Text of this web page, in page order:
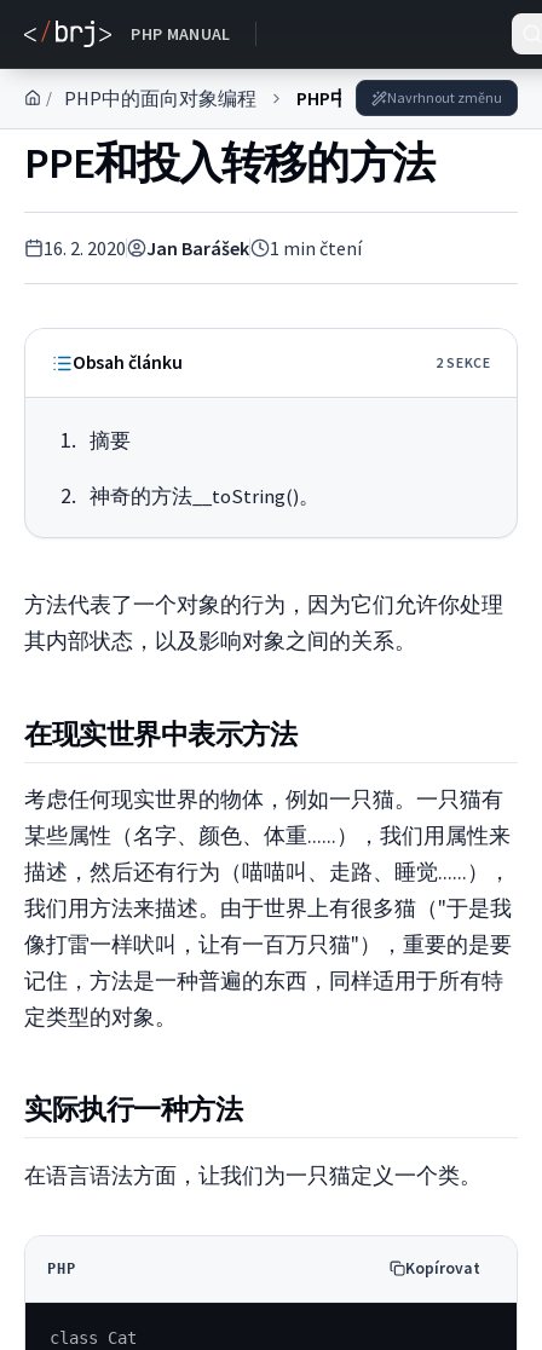
PHP MANUAL
DOKUMENTACE
/ PHP中的面向对象编程 PHP中的OOP系列Navrhnout změnu
PPE和投入转移的方法
16. 2. 2020 Jan Barášek 1 min čtení
Obsah článku 2 SEKCE
摘要
神奇的方法__toString()。
方法代表了一个对象的行为，因为它们允许你处理
其内部状态，以及影响对象之间的关系。
在现实世界中表示方法
考虑任何现实世界的物体，例如一只猫。一只猫有
某些属性（名字、颜色、体重......），我们用属性来
描述，然后还有行为（喵喵叫、走路、睡觉......），
我们用方法来描述。由于世界上有很多猫（"于是我
像打雷一样吠叫，让有一百万只猫"），重要的是要
记住，方法是一种普遍的东西，同样适用于所有特
定类型的对象。
实际执行一种方法
在语言语法方面，让我们为一只猫定义一个类。
PHP Kopírovat
class Cat